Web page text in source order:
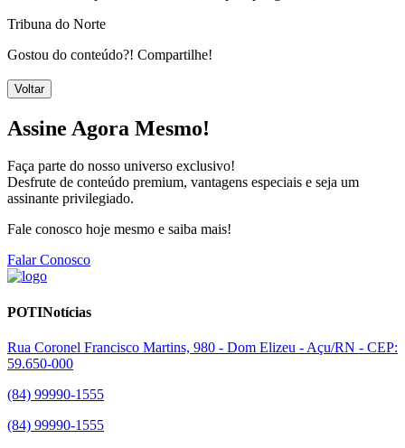
Tribuna do Norte
Gostou do conteúdo?! Compartilhe!
Voltar
Assine Agora Mesmo!
Faça parte do nosso universo exclusivo!
Desfrute de conteúdo premium, vantagens especiais e seja um
assinante privilegiado.
Fale conosco hoje mesmo e saiba mais!
Falar Conosco
POTINotícias
Rua Coronel Francisco Martins, 980 - Dom Elizeu - Açu/RN - CEP:
59.650-000
(84) 99990-1555
(84) 99990-1555